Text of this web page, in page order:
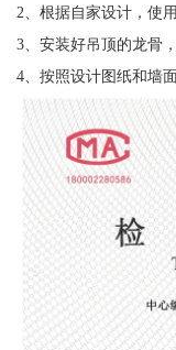
2、根据自家设计，使
3、安装好吊顶的龙骨
4、按照设计图纸和墙